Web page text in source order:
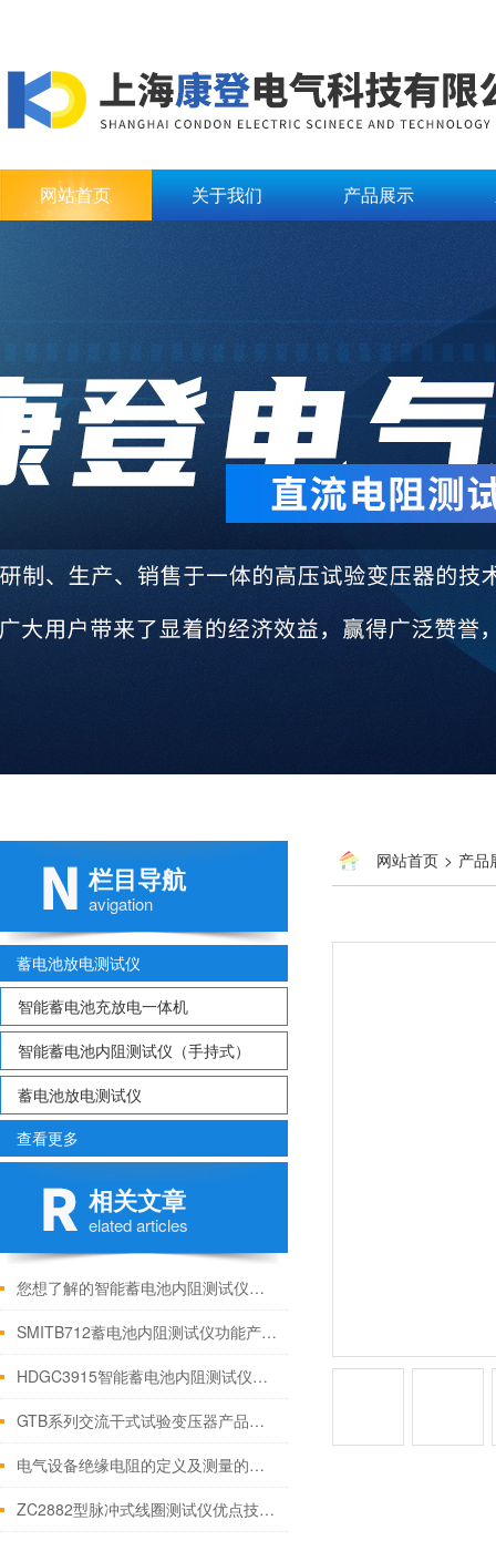
网站首页 关于我们 产品展示
栏目导航
avigation
蓄电池放电测试仪
智能蓄电池充放电一体机
智能蓄电池内阻测试仪（手持式）
蓄电池放电测试仪
查看更多
相关文章
elated articles
您想了解的智能蓄电池内阻测试仪都在这里了
SMITB712蓄电池内阻测试仪功能产品特点
HDGC3915智能蓄电池内阻测试仪优点技术参数
GTB系列交流干式试验变压器产品讲解
电气设备绝缘电阻的定义及测量的意义
ZC2882型脉冲式线圈测试仪优点技术参数
网站首页 > 产品